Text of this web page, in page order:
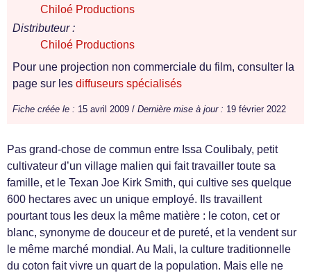
Chiloé Productions
Distributeur :
Chiloé Productions
Pour une projection non commerciale du film, consulter la
page sur les diffuseurs spécialisés
Fiche créée le : 15 avril 2009 / Dernière mise à jour : 19 février 2022
Pas grand-chose de commun entre Issa Coulibaly, petit
cultivateur d’un village malien qui fait travailler toute sa
famille, et le Texan Joe Kirk Smith, qui cultive ses quelque
600 hectares avec un unique employé. Ils travaillent
pourtant tous les deux la même matière : le coton, cet or
blanc, synonyme de douceur et de pureté, et la vendent sur
le même marché mondial. Au Mali, la culture traditionnelle
du coton fait vivre un quart de la population. Mais elle ne